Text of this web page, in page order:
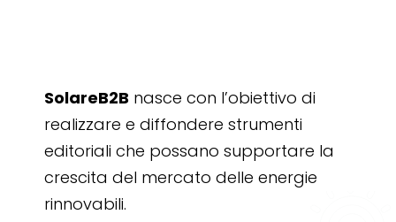
SolareB2B nasce con l’obiettivo di
realizzare e diffondere strumenti
editoriali che possano supportare la
crescita del mercato delle energie
rinnovabili.